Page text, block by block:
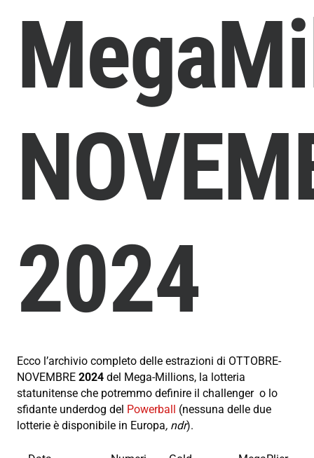
2024
Ecco l’archivio completo delle estrazioni di OTTOBRE-
NOVEMBRE 2024 del Mega-Millions, la lotteria
statunitense che potremmo definire il challenger o lo
sfidante underdog del Powerball
(nessuna delle due
lotterie è disponibile in Europa, ndr).